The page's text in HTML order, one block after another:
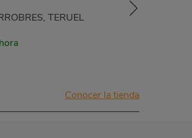
TERUEL
Conocer la tienda